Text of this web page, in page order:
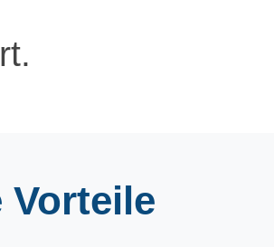
Vorteile